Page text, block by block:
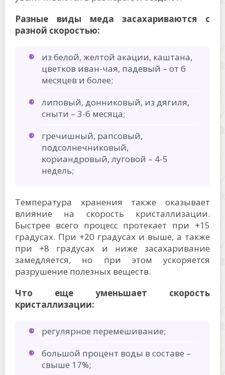
замедляется, но при этом ускоряется
разрушение полезных веществ.
Что еще уменьшает скорость
кристаллизации:
большой процент воды в составе –
незрелость;
добавление сахарного сиропа;
пыльцы.
Вопросы и ответы
При какой температуре продукт теряет
полезные вещества?
Полезные вещества быстро разрушаются
при нагреве до +45 градусов и выше.
соблюдении условий хранения они
протекают медленно.
Сколько хранится мед?